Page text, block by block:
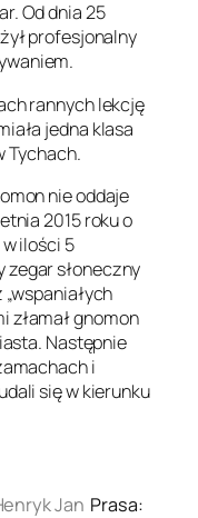
Od dnia 25
profesjonalny
rannych lekcję
jedna klasa
Tychach.
nie oddaje
2015 roku o
ilości 5
zegar słoneczny
złamał gnomon
Następnie
i
się w kierunku
Jan Prasa: